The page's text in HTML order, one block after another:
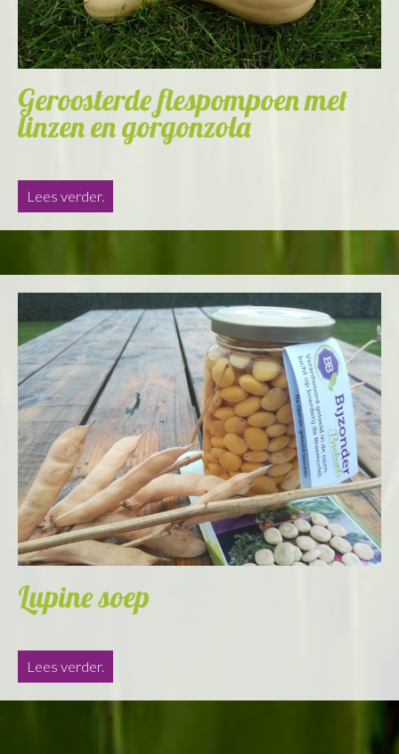
Geroosterde flespompoen met
linzen en gorgonzola
Lees verder.
Lupine soep
Lees verder.